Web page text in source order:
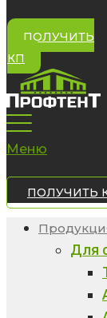
ПОЛУЧИТЬ
КП
Меню
ПОЛУЧИТЬ
Для